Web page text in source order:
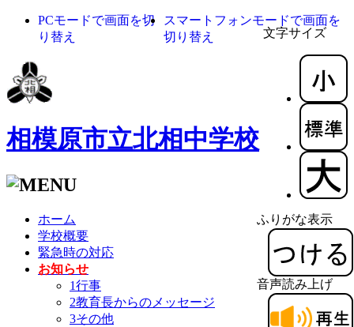
文字サイズ
ふりがな表示
音声読み上げ
PCモードで画面を切
り替え
スマートフォンモードで画面を
切り替え
相模原市立北相中学校
ホーム
学校概要
緊急時の対応
お知らせ
1行事
2教育長からのメッセージ
3その他